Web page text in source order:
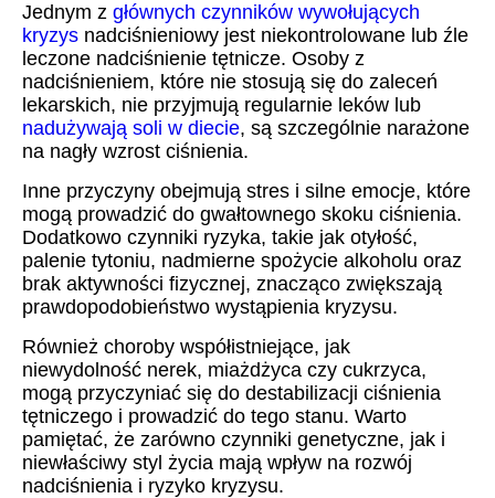
Jednym z głównych czynników wywołujących
kryzys nadciśnieniowy jest niekontrolowane lub źle
leczone nadciśnienie tętnicze. Osoby z
nadciśnieniem, które nie stosują się do zaleceń
lekarskich, nie przyjmują regularnie leków lub
nadużywają soli w diecie, są szczególnie narażone
na nagły wzrost ciśnienia.
Inne przyczyny obejmują stres i silne emocje, które
mogą prowadzić do gwałtownego skoku ciśnienia.
Dodatkowo czynniki ryzyka, takie jak otyłość,
palenie tytoniu, nadmierne spożycie alkoholu oraz
brak aktywności fizycznej, znacząco zwiększają
prawdopodobieństwo wystąpienia kryzysu.
Również choroby współistniejące, jak
niewydolność nerek, miażdżyca czy cukrzyca,
mogą przyczyniać się do destabilizacji ciśnienia
tętniczego i prowadzić do tego stanu. Warto
pamiętać, że zarówno czynniki genetyczne, jak i
niewłaściwy styl życia mają wpływ na rozwój
nadciśnienia i ryzyko kryzysu.